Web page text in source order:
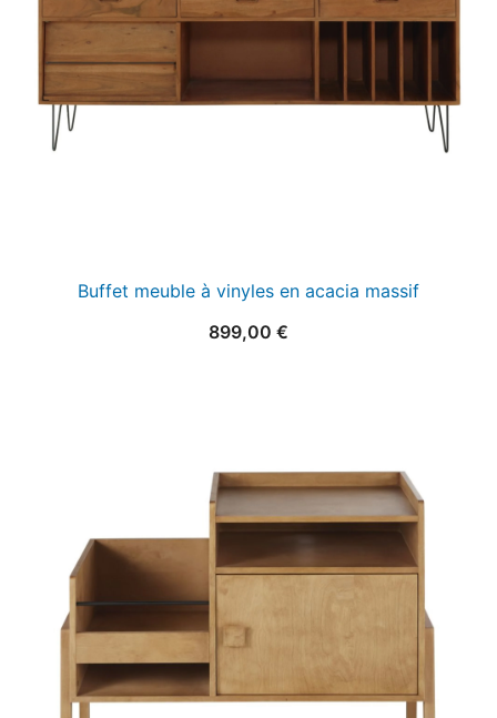
Buffet meuble à vinyles en acacia massif
899,00 €